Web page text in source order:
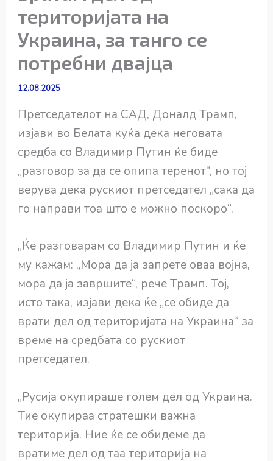
територијата на
Украина, за танго се
потребни двајца
12.08.2025
Претседателот на САД, Доналд Трамп,
изјави во Белата куќа дека неговата
средба со Владимир Путин ќе биде
„разговор за да се опипа теренот“, но тој
верува дека рускиот претседател „сака да
го направи тоа што е можно поскоро“.
„Ќе разговарам со Владимир Путин и ќе
му кажам: „Мора да ја запрете оваа војна,
мора да ја завршите“, рече Трамп. Тој,
исто така, изјави дека ќе „се обиде да
врати дел од територијата на Украина“ за
време на средбата со рускиот
претседател.
„Русија окупираше голем дел од Украина.
Тие окупираа стратешки важна
територија. Ние ќе се обидеме да
вратиме дел од таа територија на